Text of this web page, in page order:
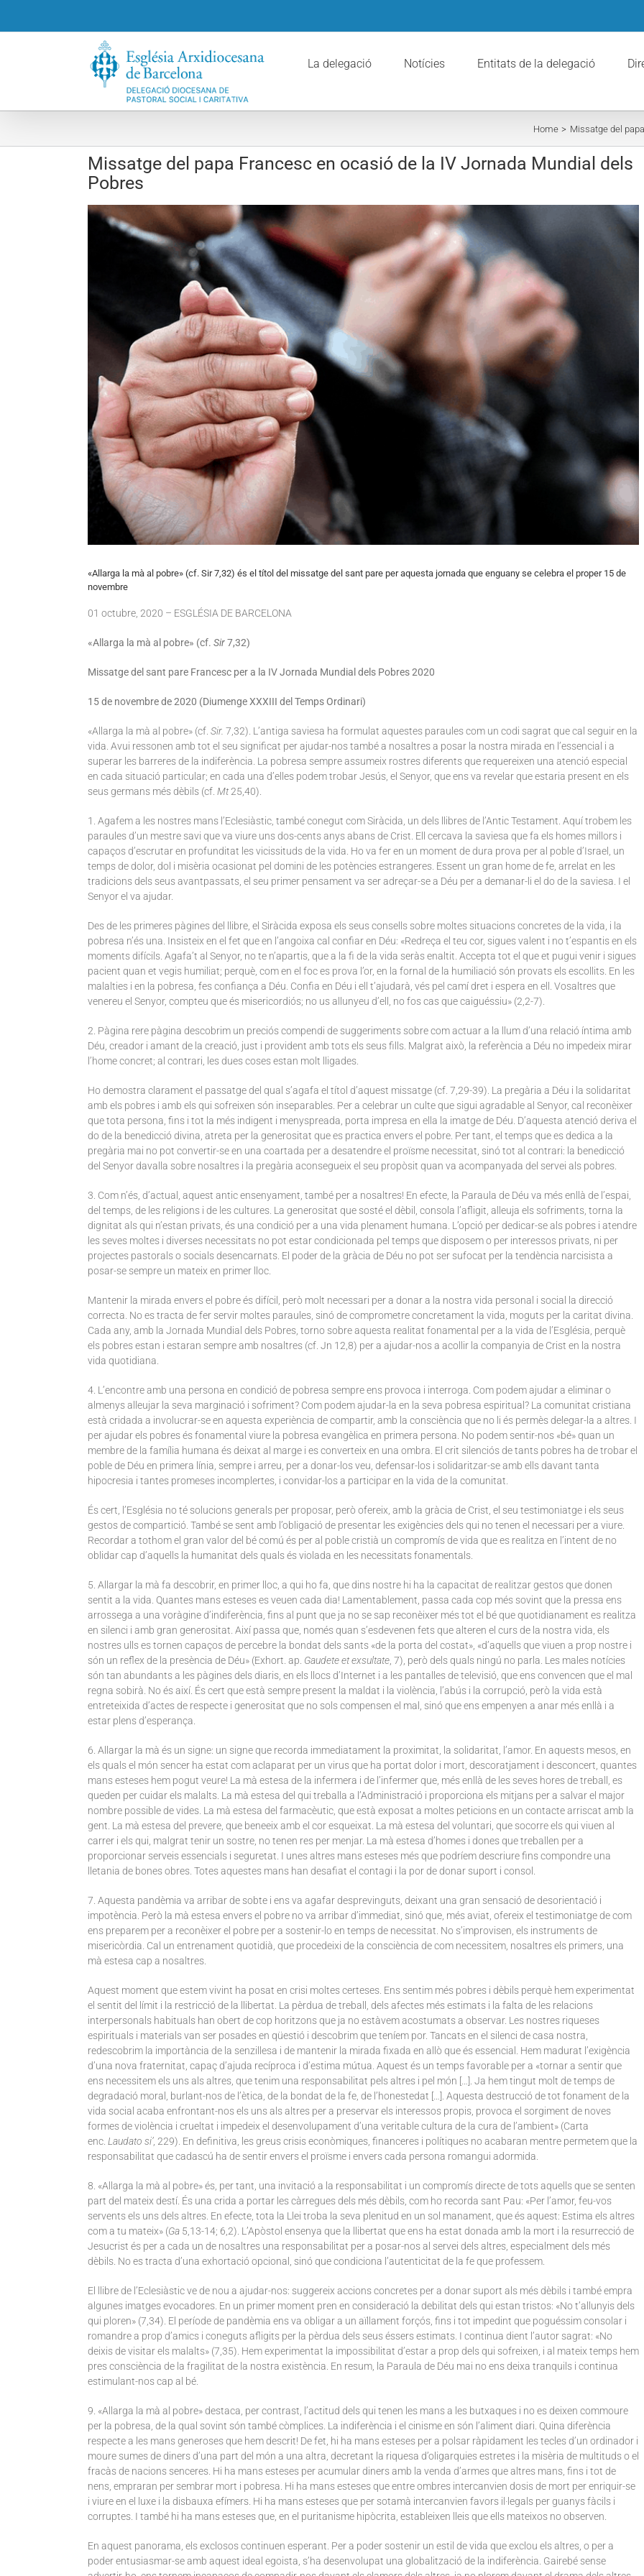
La delegació Notícies Entitats de la delegació
Home Missatge del
Missatge del papa Francesc en ocasió de la IV Jornada Mundial dels
Pobres
View
Larger
«Allarga la mà al pobre» (cf. Sir 7,32) és el títol del missatge del sant pare per aquesta jornada que enguany se celebra el proper 15 de
novembre
01 octubre, 2020 – ESGLÉSIA DE BARCELONA
«Allarga la mà al pobre» (cf. Sir7,32)
Missatge del sant pare Francesc per a la IV Jornada Mundial dels Pobres 2020
15 de novembre de 2020 (Diumenge XXXIII del Temps Ordinari)
«Allarga la mà al pobre» (cf. Sir. 7,32). L’antiga saviesa ha formulat aquestes paraules com un codi sagrat que cal seguir en la
vida. Avui ressonen amb tot el seu significat per ajudar-nos també a nosaltres a posar la nostra mirada en l’essencial i a
superar les barreres de la indiferència. La pobresa sempre assumeix rostres diferents que requereixen una atenció especial
en cada situació particular; en cada una d’elles podem trobar Jesús, el Senyor, que ens va revelar que estaria present en els
seus germans més dèbils (cf. Mt25,40).
1. Agafem a les nostres mans l’Eclesiàstic, també conegut com Siràcida, un dels llibres de l’Antic Testament. Aquí trobem les
paraules d’un mestre savi que va viure uns dos-cents anys abans de Crist. Ell cercava la saviesa que fa els homes millors i
capaços d’escrutar en profunditat les vicissituds de la vida. Ho va fer en un moment de dura prova per al poble d’Israel, un
temps de dolor, dol i misèria ocasionat pel domini de les potències estrangeres. Essent un gran home de fe, arrelat en les
tradicions dels seus avantpassats, el seu primer pensament va ser adreçar-se a Déu per a demanar-li el do de la saviesa. I el
Senyor el va ajudar.
Des de les primeres pàgines del llibre, el Siràcida exposa els seus consells sobre moltes situacions concretes de la vida, i la
pobresa n’és una. Insisteix en el fet que en l’angoixa cal confiar en Déu: «Redreça el teu cor, sigues valent i no t’espantis en els
moments difícils. Agafa’t al Senyor, no te n’apartis, que a la fi de la vida seràs enaltit. Accepta tot el que et pugui venir i sigues
pacient quan et vegis humiliat; perquè, com en el foc es prova l’or, en la fornal de la humiliació són provats els escollits. En les
malalties i en la pobresa, fes confiança a Déu. Confia en Déu i ell t’ajudarà, vés pel camí dret i espera en ell. Vosaltres que
venereu el Senyor, compteu que és misericordiós; no us allunyeu d’ell, no fos cas que caiguéssiu» (2,2-7).
2. Pàgina rere pàgina descobrim un preciós compendi de suggeriments sobre com actuar a la llum d’una relació íntima amb
Déu, creador i amant de la creació, just i provident amb tots els seus fills. Malgrat això, la referència a Déu no impedeix mirar
l’home concret; al contrari, les dues coses estan molt lligades.
Ho demostra clarament el passatge del qual s’agafa el títol d’aquest missatge (cf. 7,29-39). La pregària a Déu i la solidaritat
amb els pobres i amb els qui sofreixen són inseparables. Per a celebrar un culte que sigui agradable al Senyor, cal reconèixer
que tota persona, fins i tot la més indigent i menyspreada, porta impresa en ella la imatge de Déu. D’aquesta atenció deriva el
do de la benedicció divina, atreta per la generositat que es practica envers el pobre. Per tant, el temps que es dedica a la
pregària mai no pot convertir-se en una coartada per a desatendre el proïsme necessitat, sinó tot al contrari: la benedicció
del Senyor davalla sobre nosaltres i la pregària aconsegueix el seu propòsit quan va acompanyada del servei als pobres.
3. Com n’és, d’actual, aquest antic ensenyament, també per a nosaltres! En efecte, la Paraula de Déu va més enllà de l’espai,
del temps, de les religions i de les cultures. La generositat que sosté el dèbil, consola l’afligit, alleuja els sofriments, torna la
dignitat als qui n’estan privats, és una condició per a una vida plenament humana. L’opció per dedicar-se als pobres i atendre
les seves moltes i diverses necessitats no pot estar condicionada pel temps que disposem o per interessos privats, ni per
projectes pastorals o socials desencarnats. El poder de la gràcia de Déu no pot ser sufocat per la tendència narcisista a
posar-se sempre un mateix en primer lloc.
Mantenir la mirada envers el pobre és difícil, però molt necessari per a donar a la nostra vida personal i social la direcció
correcta. No es tracta de fer servir moltes paraules, sinó de comprometre concretament la vida, moguts per la caritat divina.
Cada any, amb la Jornada Mundial dels Pobres, torno sobre aquesta realitat fonamental per a la vida de l’Església, perquè
els pobres estan i estaran sempre amb nosaltres (cf. Jn 12,8) per a ajudar-nos a acollir la companyia de Crist en la nostra
vida quotidiana.
4. L’encontre amb una persona en condició de pobresa sempre ens provoca i interroga. Com podem ajudar a eliminar o
almenys alleujar la seva marginació i sofriment? Com podem ajudar-la en la seva pobresa espiritual? La comunitat cristiana
està cridada a involucrar-se en aquesta experiència de compartir, amb la consciència que no li és permès delegar-la a altres. I
per ajudar els pobres és fonamental viure la pobresa evangèlica en primera persona. No podem sentir-nos «bé» quan un
membre de la família humana és deixat al marge i es converteix en una ombra. El crit silenciós de tants pobres ha de trobar el
poble de Déu en primera línia, sempre i arreu, per a donar-los veu, defensar-los i solidaritzar-se amb ells davant tanta
hipocresia i tantes promeses incomplertes, i convidar-los a participar en la vida de la comunitat.
És cert, l’Església no té solucions generals per proposar, però ofereix, amb la gràcia de Crist, el seu testimoniatge i els seus
gestos de compartició. També se sent amb l’obligació de presentar les exigències dels qui no tenen el necessari per a viure.
Recordar a tothom el gran valor del bé comú és per al poble cristià un compromís de vida que es realitza en l’intent de no
oblidar cap d’aquells la humanitat dels quals és violada en les necessitats fonamentals.
5. Allargar la mà fa descobrir, en primer lloc, a qui ho fa, que dins nostre hi ha la capacitat de realitzar gestos que donen
sentit a la vida. Quantes mans esteses es veuen cada dia! Lamentablement, passa cada cop més sovint que la pressa ens
arrossega a una voràgine d’indiferència, fins al punt que ja no se sap reconèixer més tot el bé que quotidianament es realitza
en silenci i amb gran generositat. Així passa que, només quan s’esdevenen fets que alteren el curs de la nostra vida, els
nostres ulls es tornen capaços de percebre la bondat dels sants «de la porta del costat», «d’aquells que viuen a prop nostre i
són un reflex de la presència de Déu» (Exhort. ap. Gaudete et exsultate, 7), però dels quals ningú no parla. Les males notícies
són tan abundants a les pàgines dels diaris, en els llocs d’Internet i a les pantalles de televisió, que ens convencen que el mal
regna sobirà. No és així. És cert que està sempre present la maldat i la violència, l’abús i la corrupció, però la vida està
entreteixida d’actes de respecte i generositat que no sols compensen el mal, sinó que ens empenyen a anar més enllà i a
estar plens d’esperança.
6. Allargar la mà és un signe: un signe que recorda immediatament la proximitat, la solidaritat, l’amor. En aquests mesos, en
els quals el món sencer ha estat com aclaparat per un virus que ha portat dolor i mort, descoratjament i desconcert, quantes
mans esteses hem pogut veure! La mà estesa de la infermera i de l’infermer que, més enllà de les seves hores de treball, es
queden per cuidar els malalts. La mà estesa del qui treballa a l’Administració i proporciona els mitjans per a salvar el major
nombre possible de vides. La mà estesa del farmacèutic, que està exposat a moltes peticions en un contacte arriscat amb la
gent. La mà estesa del prevere, que beneeix amb el cor esqueixat. La mà estesa del voluntari, que socorre els qui viuen al
carrer i els qui, malgrat tenir un sostre, no tenen res per menjar. La mà estesa d’homes i dones que treballen per a
proporcionar serveis essencials i seguretat. I unes altres mans esteses més que podríem descriure fins compondre una
lletania de bones obres. Totes aquestes mans han desafiat el contagi i la por de donar suport i consol.
7. Aquesta pandèmia va arribar de sobte i ens va agafar desprevinguts, deixant una gran sensació de desorientació i
impotència. Però la mà estesa envers el pobre no va arribar d’immediat, sinó que, més aviat, ofereix el testimoniatge de com
ens preparem per a reconèixer el pobre per a sostenir-lo en temps de necessitat. No s’improvisen, els instruments de
misericòrdia. Cal un entrenament quotidià, que procedeixi de la consciència de com necessitem, nosaltres els primers, una
mà estesa cap a nosaltres.
Aquest moment que estem vivint ha posat en crisi moltes certeses. Ens sentim més pobres i dèbils perquè hem experimentat
el sentit del límit i la restricció de la llibertat. La pèrdua de treball, dels afectes més estimats i la falta de les relacions
interpersonals habituals han obert de cop horitzons que ja no estàvem acostumats a observar. Les nostres riqueses
espirituals i materials van ser posades en qüestió i descobrim que teníem por. Tancats en el silenci de casa nostra,
redescobrim la importància de la senzillesa i de mantenir la mirada fixada en allò que és essencial. Hem madurat l’exigència
d’una nova fraternitat, capaç d’ajuda recíproca i d’estima mútua. Aquest és un temps favorable per a «tornar a sentir que
ens necessitem els uns als altres, que tenim una responsabilitat pels altres i pel món […]. Ja hem tingut molt de temps de
degradació moral, burlant-nos de l’ètica, de la bondat de la fe, de l’honestedat […]. Aquesta destrucció de tot fonament de la
vida social acaba enfrontant-nos els uns als altres per a preservar els interessos propis, provoca el sorgiment de noves
formes de violència i crueltat i impedeix el desenvolupament d’una veritable cultura de la cura de l’ambient» (Carta
enc. Laudato si’, 229). En definitiva, les greus crisis econòmiques, financeres i polítiques no acabaran mentre permetem que la
responsabilitat que cadascú ha de sentir envers el proïsme i envers cada persona romangui adormida.
8. «Allarga la mà al pobre» és, per tant, una invitació a la responsabilitat i un compromís directe de tots aquells que se senten
part del mateix destí. És una crida a portar les càrregues dels més dèbils, com ho recorda sant Pau: «Per l’amor, feu-vos
servents els uns dels altres. En efecte, tota la Llei troba la seva plenitud en un sol manament, que és aquest: Estima els altres
com a tu mateix» (Ga 5,13-14; 6,2). L’Apòstol ensenya que la llibertat que ens ha estat donada amb la mort i la resurrecció de
Jesucrist és per a cada un de nosaltres una responsabilitat per a posar-nos al servei dels altres, especialment dels més
dèbils. No es tracta d’una exhortació opcional, sinó que condiciona l’autenticitat de la fe que professem.
El llibre de l’Eclesiàstic ve de nou a ajudar-nos: suggereix accions concretes per a donar suport als més dèbils i també empra
algunes imatges evocadores. En un primer moment pren en consideració la debilitat dels qui estan tristos: «No t’allunyis dels
qui ploren» (7,34). El període de pandèmia ens va obligar a un aïllament forçós, fins i tot impedint que poguéssim consolar i
romandre a prop d’amics i coneguts afligits per la pèrdua dels seus éssers estimats. I continua dient l’autor sagrat: «No
deixis de visitar els malalts» (7,35). Hem experimentat la impossibilitat d’estar a prop dels qui sofreixen, i al mateix temps hem
pres consciència de la fragilitat de la nostra existència. En resum, la Paraula de Déu mai no ens deixa tranquils i continua
estimulant-nos cap al bé.
9. «Allarga la mà al pobre» destaca, per contrast, l’actitud dels qui tenen les mans a les butxaques i no es deixen commoure
per la pobresa, de la qual sovint són també còmplices. La indiferència i el cinisme en són l’aliment diari. Quina diferència
respecte a les mans generoses que hem descrit! De fet, hi ha mans esteses per a polsar ràpidament les tecles d’un ordinador i
moure sumes de diners d’una part del món a una altra, decretant la riquesa d’oligarquies estretes i la misèria de multituds o el
fracàs de nacions senceres. Hi ha mans esteses per acumular diners amb la venda d’armes que altres mans, fins i tot de
nens, empraran per sembrar mort i pobresa. Hi ha mans esteses que entre ombres intercanvien dosis de mort per enriquir-se
i viure en el luxe i la disbauxa efímers. Hi ha mans esteses que per sotamà intercanvien favors il·legals per guanys fàcils i
corruptes. I també hi ha mans esteses que, en el puritanisme hipòcrita, estableixen lleis que ells mateixos no observen.
En aquest panorama, els exclosos continuen esperant. Per a poder sostenir un estil de vida que exclou els altres, o per a
poder entusiasmar-se amb aquest ideal egoista, s’ha desenvolupat una globalització de la indiferència. Gairebé sense